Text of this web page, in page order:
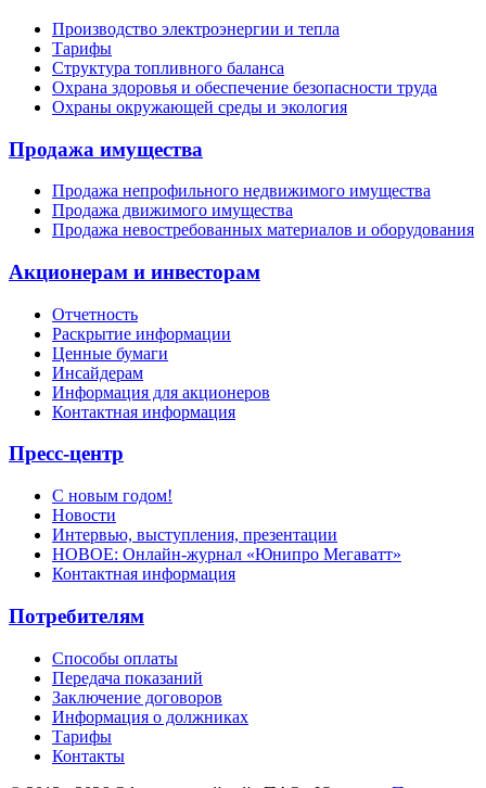
Производство электроэнергии и тепла
Тарифы
Структура топливного баланса
Охрана здоровья и обеспечение безопасности труда
Охраны окружающей среды и экология
Продажа имущества
Продажа непрофильного недвижимого имущества
Продажа движимого имущества
Продажа невостребованных материалов и оборудования
Акционерам и инвесторам
Отчетность
Раскрытие информации
Ценные бумаги
Инсайдерам
Информация для акционеров
Контактная информация
Пресс-центр
С новым годом!
Новости
Интервью, выступления, презентации
НОВОЕ: Онлайн-журнал «Юнипро Мегаватт»
Контактная информация
Потребителям
Способы оплаты
Передача показаний
Заключение договоров
Информация о должниках
Тарифы
Контакты